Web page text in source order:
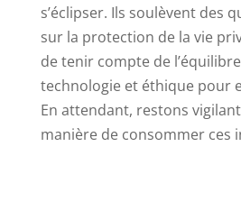
s’éclipser. Ils soulèvent des
sur la protection de la vie
de tenir compte de
technologie et éthique pour
En attendant, restons
manière de consommer ces